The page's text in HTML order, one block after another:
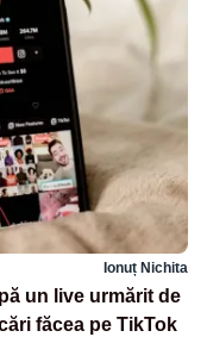
Ionuț Nichita
un live urmărit de
făcea pe TikTok